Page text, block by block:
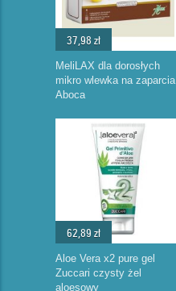
37,98 zł
MeliLAX dla dorosłych
mikro wlewka na zaparcia
Aboca
62,89 zł
Aloe Vera x2 pure gel
Zuccari czysty żel
aloesowy